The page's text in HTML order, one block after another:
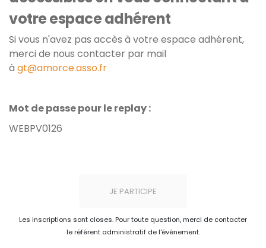
votre espace adhérent
Si vous n'avez pas accès à votre espace adhérent,
merci de nous contacter par mail
à gt@amorce.asso.fr
Mot de passe pour le replay :
WEBPV0126
JE PARTICIPE
Les inscriptions sont closes. Pour toute question, merci de contacter
le référent administratif de l'événement.